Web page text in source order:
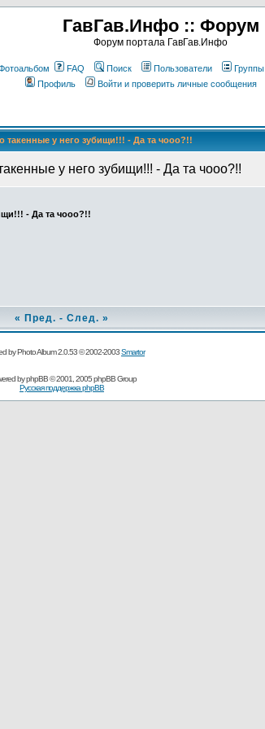
ГавГав.Инфо :: Форум
Форум портала ГавГав.Инфо
FAQ Поиск Пользователи Группы
Профиль
Войти и проверить личные сообщения
такенные у него зубищи!!! - Да та чооо?!!
- Да та чооо?!!
« Пред. - След. »
by Photo Album 2.0.53 © 2002-2003Smartor
byphpBB© 2001, 2005 phpBB Group
Русская поддержка phpBB